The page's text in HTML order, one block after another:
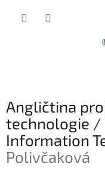
Angličtina
technologie /
Information
Polivčaková